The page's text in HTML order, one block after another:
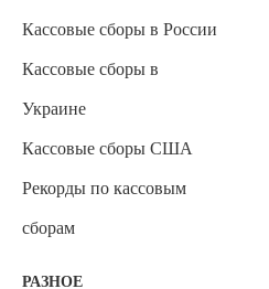
Кассовые сборы в России
Кассовые сборы в
Украине
Кассовые сборы США
Рекорды по кассовым
сборам
РАЗНОЕ